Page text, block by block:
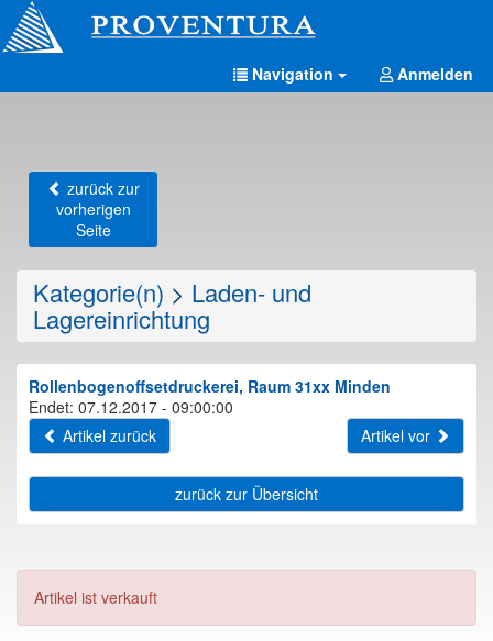
Navigation Anmelden
zurück zur
vorherigen
Seite
Kategorie(n) > Laden- und
Lagereinrichtung
Rollenbogenoffsetdruckerei, Raum 31xx Minden
Endet: 07.12.2017 - 09:00:00
Artikel zurück
Artikel vor
zurück zur Übersicht
Artikel ist verkauft